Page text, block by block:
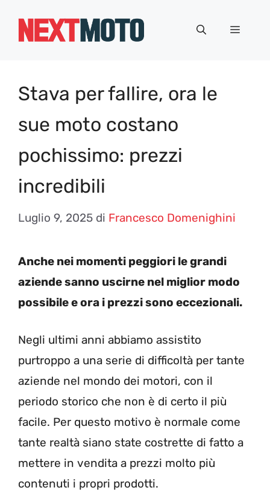
Menu
Stava per fallire, ora le
sue moto costano
pochissimo: prezzi
incredibili
Luglio 9, 2025 di Francesco Domenighini
Anche nei momenti peggiori le grandi
aziende sanno uscirne nel miglior modo
possibile e ora i prezzi sono eccezionali.
Negli ultimi anni abbiamo assistito
purtroppo a una serie di difficoltà per tante
aziende nel mondo dei motori, con il
periodo storico che non è di certo il più
facile. Per questo motivo è normale come
tante realtà siano state costrette di fatto a
mettere in vendita a prezzi molto più
contenuti i propri prodotti.